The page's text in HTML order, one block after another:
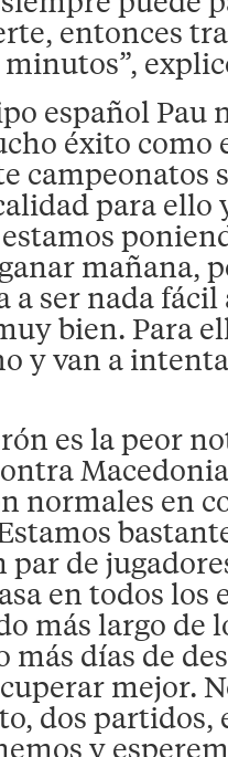
entonces
español Pau
éxito como
campeonatos
para ello
mañana,
a ser nada
bien. Para
y van a
es la peor
normales en
de
en todos los
más largo de
días de
mejor.
dos partidos,
y